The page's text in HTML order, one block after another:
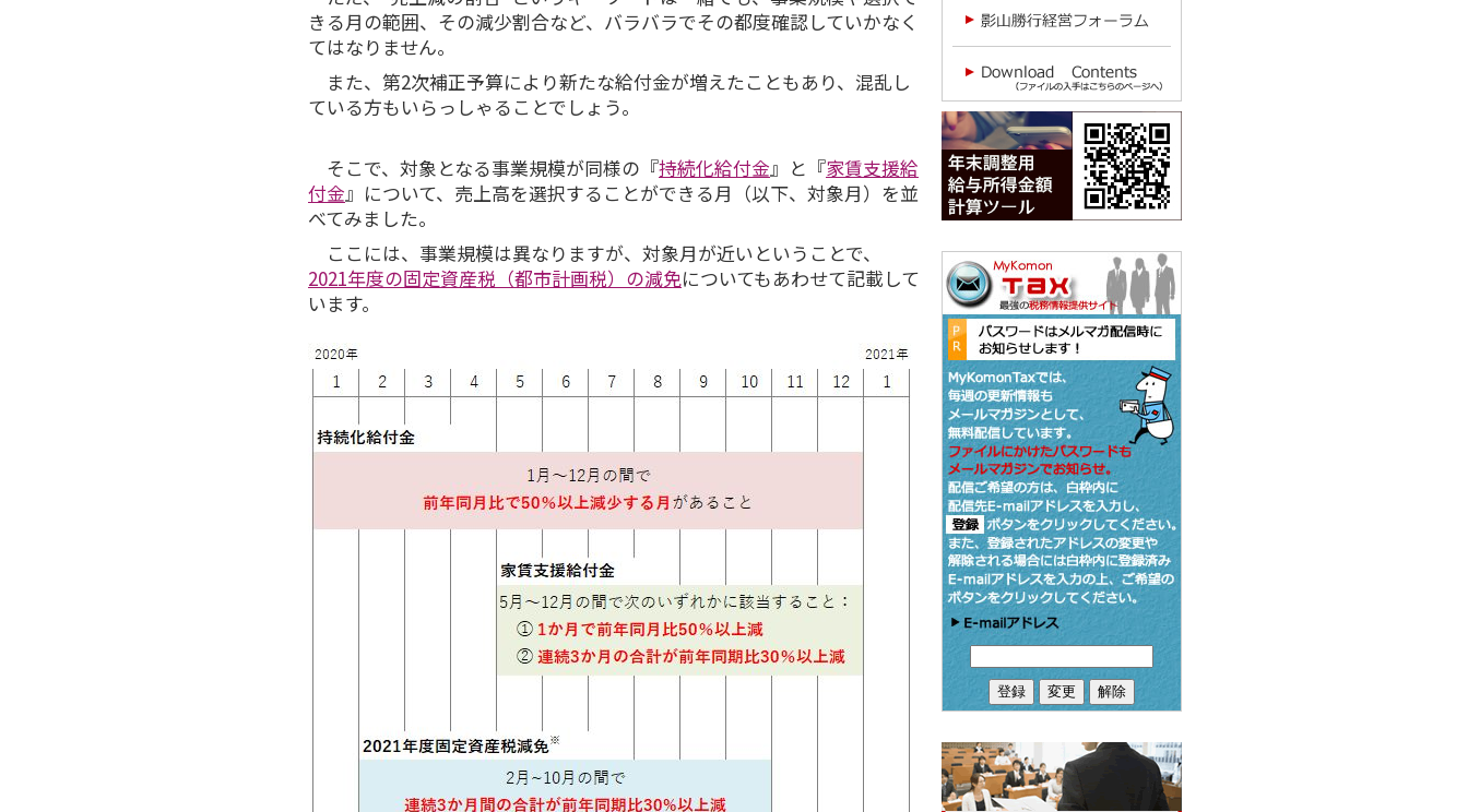
きる月の範囲、その減少割合など、バラバラでその都度確認していかなく
てはなりません。
また、第2次補正予算により新たな給付金が増えたこともあり、混乱し
ている方もいらっしゃることでしょう。
そこで、対象となる事業規模が同様の『持続化給付金』と『家賃支援給
付金』について、売上高を選択することができる月（以下、対象月）を並
べてみました。
ここには、事業規模は異なりますが、対象月が近いということで、
2021年度の固定資産税（都市計画税）の減免についてもあわせて記載して
います。